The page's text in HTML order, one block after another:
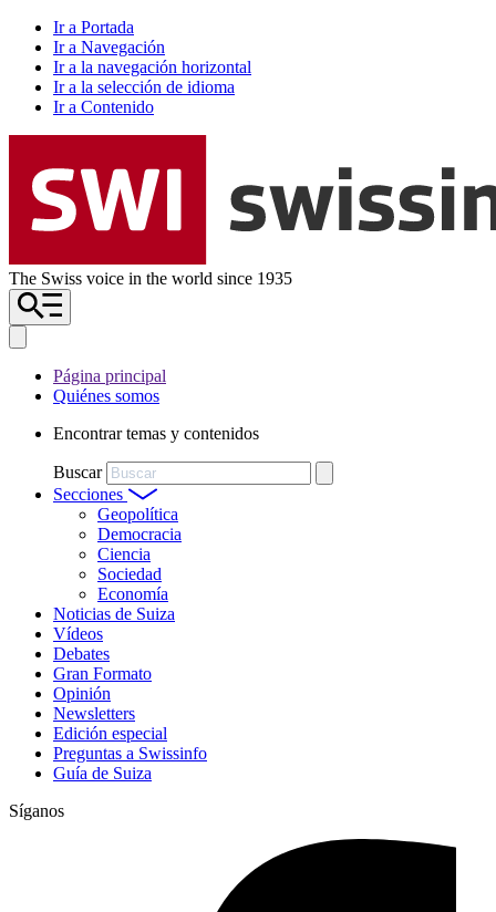
Ir a Portada
Ir a Navegación
Ir a la navegación horizontal
Ir a la selección de idioma
Ir a Contenido
The Swiss voice in the world since 1935
Página principal
Quiénes somos
Encontrar temas y contenidos
Buscar
Secciones
Geopolítica
Democracia
Ciencia
Sociedad
Economía
Noticias de Suiza
Vídeos
Debates
Gran Formato
Opinión
Newsletters
Edición especial
Preguntas a Swissinfo
Guía de Suiza
Síganos